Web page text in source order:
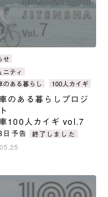
せ
ニティ
のある暮らし
100人カイギ
のある暮らしプロジ
100人カイギ vol.7
日予告
終了しました